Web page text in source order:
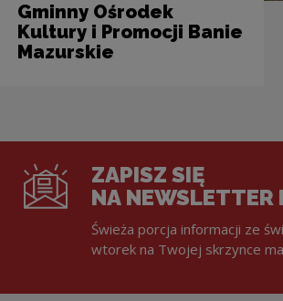
Gminny Ośrodek
Kultury i Promocji Banie
Mazurskie
ZAPISZ SIĘ
NA NEWSLETTER
Świeża porcja informacji ze
wtorek na Twojej skrzynce